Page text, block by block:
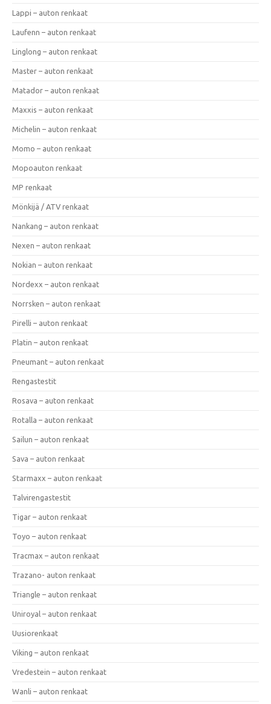
Lappi – auton renkaat
Laufenn – auton renkaat
Linglong – auton renkaat
Master – auton renkaat
Matador – auton renkaat
Maxxis – auton renkaat
Michelin – auton renkaat
Momo – auton renkaat
Mopoauton renkaat
MP renkaat
Mönkijä / ATV renkaat
Nankang – auton renkaat
Nexen – auton renkaat
Nokian – auton renkaat
Nordexx – auton renkaat
Norrsken – auton renkaat
Pirelli – auton renkaat
Platin – auton renkaat
Pneumant – auton renkaat
Rengastestit
Rosava – auton renkaat
Rotalla – auton renkaat
Sailun – auton renkaat
Sava – auton renkaat
Starmaxx – auton renkaat
Talvirengastestit
Tigar – auton renkaat
Toyo – auton renkaat
Tracmax – auton renkaat
Trazano- auton renkaat
Triangle – auton renkaat
Uniroyal – auton renkaat
Uusiorenkaat
Viking – auton renkaat
Vredestein – auton renkaat
Wanli – auton renkaat